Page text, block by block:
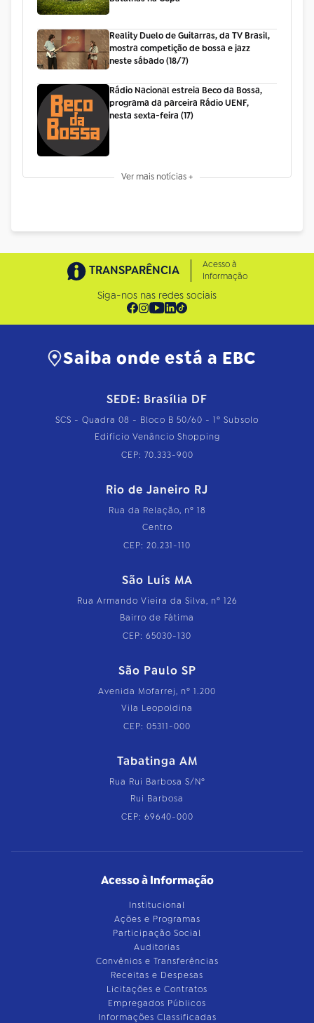
Reality Duelo de Guitarras, da TV Brasil,
mostra competição de bossa e jazz
neste sábado (18/7)
Rádio Nacional estreia Beco da Bossa,
programa da parceira Rádio UENF,
nesta sexta-feira (17)
Ver mais notícias +
TRANSPARÊNCIA
Acesso à
Informação
Siga-nos nas redes sociais
Saiba onde está a EBC
SEDE: Brasília DF
SCS - Quadra 08 - Bloco B 50/60 - 1º Subsolo
Edifício Venâncio Shopping
CEP: 70.333-900
Rio de Janeiro RJ
Rua da Relação, nº 18
Centro
CEP: 20.231-110
São Luís MA
Rua Armando Vieira da Silva, nº 126
Bairro de Fátima
CEP: 65030-130
São Paulo SP
Avenida Mofarrej, nº 1.200
Vila Leopoldina
CEP: 05311-000
Tabatinga AM
Rua Rui Barbosa S/Nº
Rui Barbosa
CEP: 69640-000
Acesso à Informação
Institucional
Ações e Programas
Participação Social
Auditorias
Convênios e Transferências
Receitas e Despesas
Licitações e Contratos
Empregados Públicos
Informações Classificadas